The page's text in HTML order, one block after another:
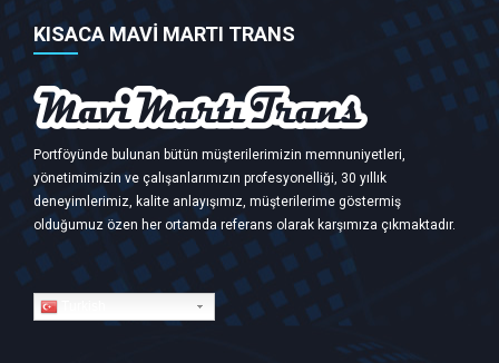
KISACA MAVİ MARTI TRANS
Portföyünde bulunan bütün müşterilerimizin memnuniyetleri,
yönetimimizin ve çalışanlarımızın profesyonelliği, 30 yıllık
deneyimlerimiz, kalite anlayışımız, müşterilerime göstermiş
olduğumuz özen her ortamda referans olarak karşımıza çıkmaktadır.